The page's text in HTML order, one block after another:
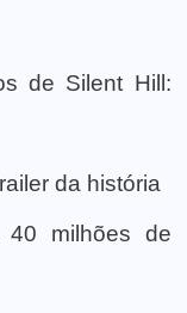
de Silent Hill:
da história
40 milhões de